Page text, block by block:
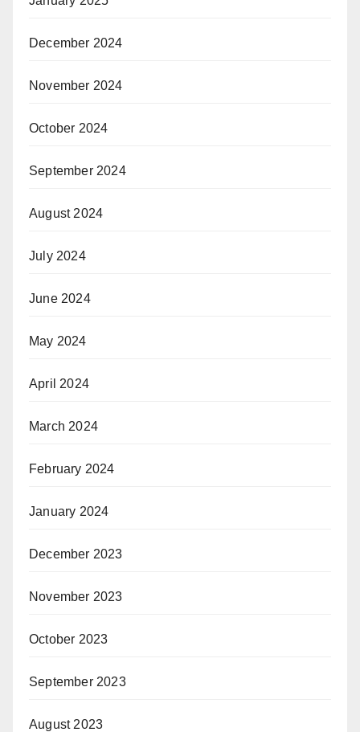
December 2024
November 2024
October 2024
September 2024
August 2024
July 2024
June 2024
May 2024
April 2024
March 2024
February 2024
January 2024
December 2023
November 2023
October 2023
September 2023
August 2023